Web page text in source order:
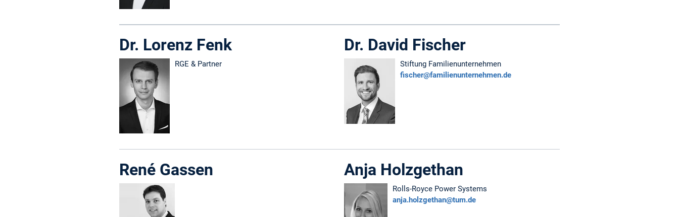
Dr. Lorenz Fenk
RGE & Partner
Dr. David Fischer
Stiftung Familienunternehmen
fischer@familienunternehmen.de
René Gassen Anja Holzgethan
Rolls-Royce Power Systems
anja.holzgethan@tum.de